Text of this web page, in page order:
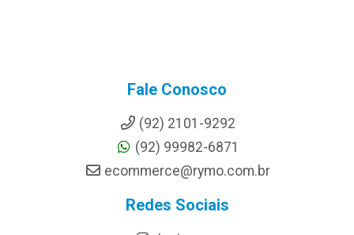
Fale Conosco
(92) 2101-9292
(92) 99982-6871
ecommerce@rymo.com.br
Redes Sociais